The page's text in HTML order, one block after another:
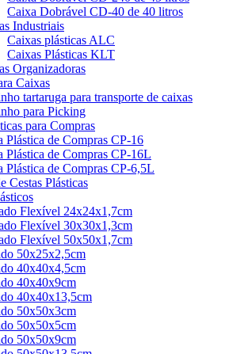
Caixa Dobrável CD-40 de 40 litros
Industriais
Caixas plásticas ALC
Caixas Plásticas KLT
Organizadoras
Caixas
tartaruga para transporte de caixas
para Picking
para Compras
Plástica de Compras CP-16
Plástica de Compras CP-16L
Plástica de Compras CP-6,5L
Cestas Plásticas
Flexível 24x24x1,7cm
Flexível 30x30x1,3cm
Flexível 50x50x1,7cm
50x25x2,5cm
40x40x4,5cm
40x40x9cm
40x40x13,5cm
50x50x3cm
50x50x5cm
50x50x9cm